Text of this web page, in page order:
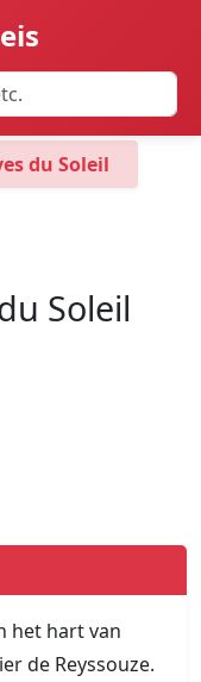
du Soleil
Soleil
het hart van
de Reyssouze.